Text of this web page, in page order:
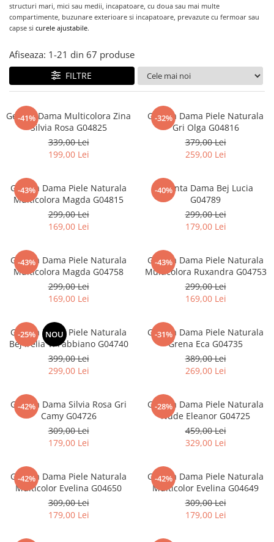
structuri mari, mici sau medii, incapatoare, cu doua sau mai multe
compartimente, buzunare exterioare si incapatoare, prevazute cu fermoar sau
capse si curele ajustabile.
Afiseaza: 1-21 din 67 produse
FILTRE
-41%
Geanta Dama Multicolora Zina
Silvia Rosa G04825
339,00 Lei
199,00 Lei
-32%
Geanta Dama Piele Naturala
Gri Olga G04816
379,00 Lei
259,00 Lei
-43%
Geanta Dama Piele Naturala
Multicolora Magda G04815
299,00 Lei
169,00 Lei
-40%
Geanta Dama Bej Lucia
G04789
299,00 Lei
179,00 Lei
-43%
Geanta Dama Piele Naturala
Multicolora Magda G04758
299,00 Lei
169,00 Lei
-43%
Geanta Dama Piele Naturala
Multicolora Ruxandra G04753
299,00 Lei
169,00 Lei
-25% NOU
Geanta Dama Piele Naturala
Bej Irelia V. Fabbiano G04740
399,00 Lei
299,00 Lei
-31%
Geanta Dama Piele Naturala
Grena Eca G04735
389,00 Lei
269,00 Lei
-42%
Geanta Dama Silvia Rosa Gri
Camy G04726
309,00 Lei
179,00 Lei
-28%
Geanta Dama Piele Naturala
Nude Eleanor G04725
459,00 Lei
329,00 Lei
-42%
Geanta Dama Piele Naturala
Multicolor Evelina G04650
309,00 Lei
179,00 Lei
-42%
Geanta Dama Piele Naturala
Multicolor Evelina G04649
309,00 Lei
179,00 Lei